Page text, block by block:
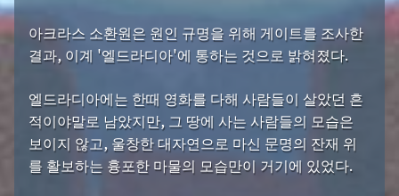
아크라스 소환원은 원인 규명을 위해 게이트를 조사한
결과, 이계 '엘드라디아'에 통하는 것으로 밝혀졌다.
엘드라디아에는 한때 영화를 다해 사람들이 살았던 흔
적이야말로 남았지만, 그 땅에 사는 사람들의 모습은
보이지 않고, 울창한 대자연으로 마신 문명의 잔재 위
를 활보하는 흉포한 마물의 모습만이 거기에 있었다.